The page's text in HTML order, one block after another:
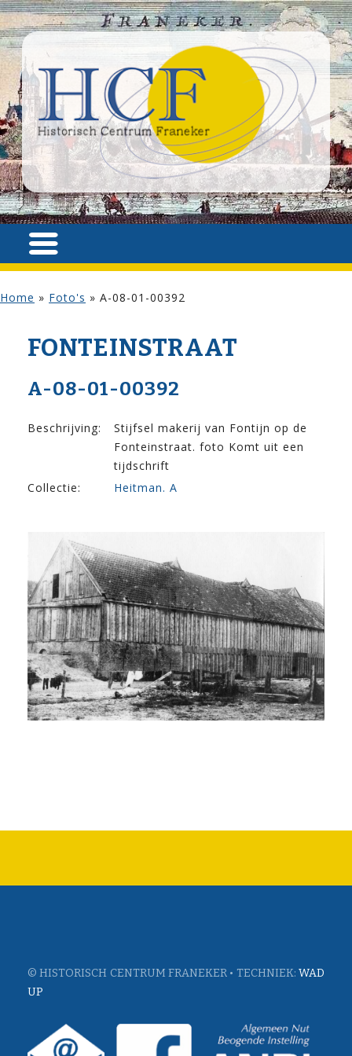
Home » Foto's » A-08-01-00392
FONTEIN­STRAAT
A-08-01-00392
Beschrijving:
Stijfsel makerij van Fontijn op de
Fonteinstraat. foto Komt uit een
tijdschrift
Collectie:
Heitman. A
© HISTORISCH CENTRUM FRANEKER • TECHNIEK: WAD
UP